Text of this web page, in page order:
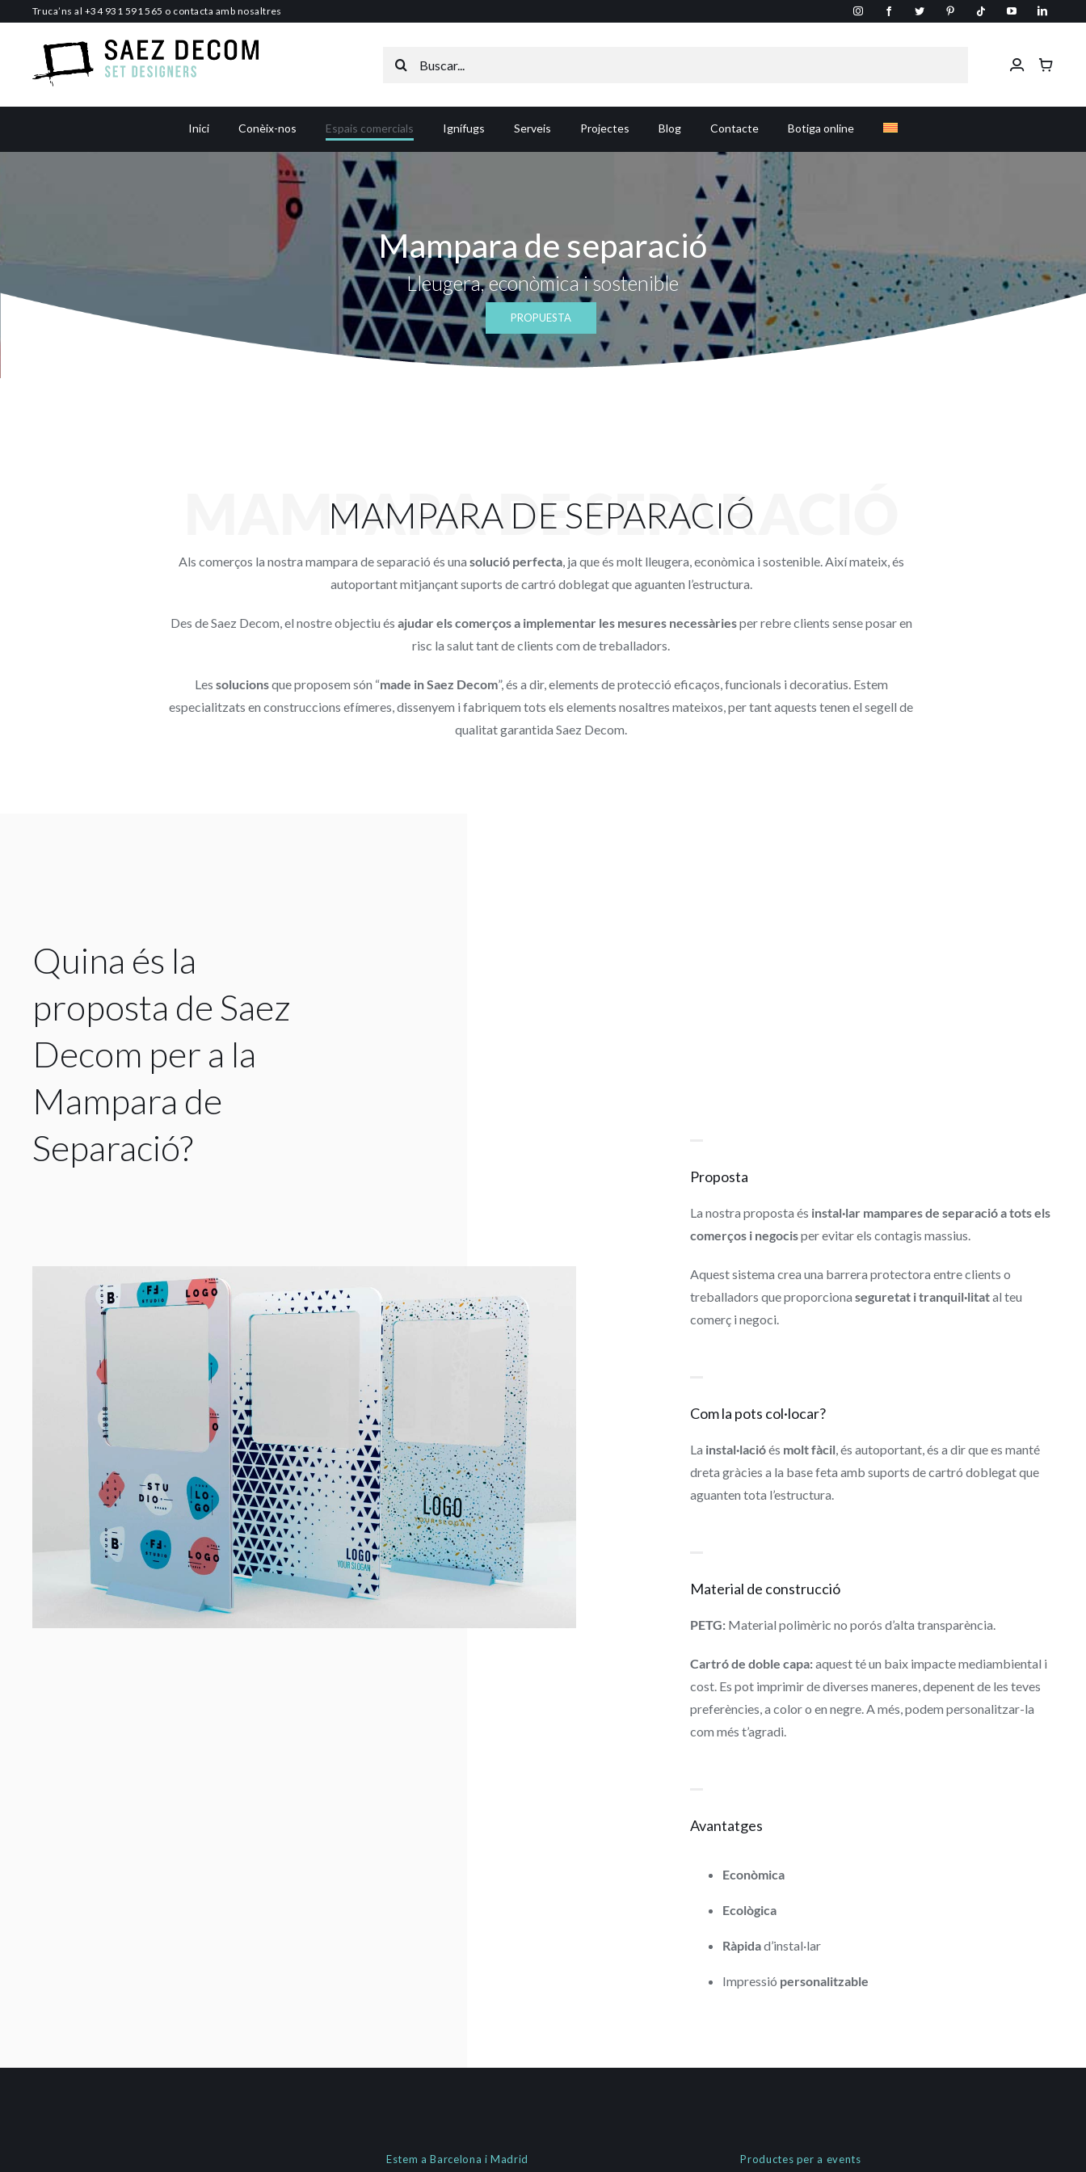
Truca’ns al +34 931 591 565 o contacta amb nosaltres
Search
Inici Conèix-nos Espais comercials Ignífugs Serveis Projectes Blog Contacte Botiga online
Mampara de separació
Lleugera, econòmica i sostenible
PROPUESTA
MAMPARA DE SEPARACIÓ
MAMPARA DE SEPARACIÓ
Als comerços la nostra mampara de separació és una solució perfecta, ja que és molt lleugera, econòmica i sostenible. Així mateix, és
autoportant mitjançant suports de cartró doblegat que aguanten l’estructura.
Des de Saez Decom, el nostre objectiu és ajudar els comerços a implementar les mesures necessàriesper rebre clients sense posar en
risc la salut tant de clients com de treballadors.
Les solucionsque proposem són “made in Saez Decom”, és a dir, elements de protecció eficaços, funcionals i decoratius. Estem
especialitzats en construccions efímeres, dissenyem i fabriquem tots els elements nosaltres mateixos, per tant aquests tenen el segell de
qualitat garantida Saez Decom.
Quina és la
proposta de Saez
Decom per a la
Mampara de
Separació?
Proposta
La nostra proposta és instal·lar mampares de separació a tots els
comerços i negocisper evitar els contagis massius.
Aquest sistema crea una barrera protectora entre clients o
treballadors que proporciona seguretat i tranquil·litatal teu
comerç i negoci.
Com la pots col·locar?
La instal·lacióés molt fàcil, és autoportant, és a dir que es manté
dreta gràcies a la base feta amb suports de cartró doblegat que
aguanten tota l’estructura.
Material de construcció
PETG:Material polimèric no porós d’alta transparència.
Cartró de doble capa:aquest té un baix impacte mediambiental i
cost. Es pot imprimir de diverses maneres, depenent de les teves
preferències, a color o en negre. A més, podem personalitzar-la
com més t’agradi.
Avantatges
Econòmica
Ecològica
Ràpidad’instal·lar
Impressió personalitzable
Estem a Barcelona i Madrid Productes per a events